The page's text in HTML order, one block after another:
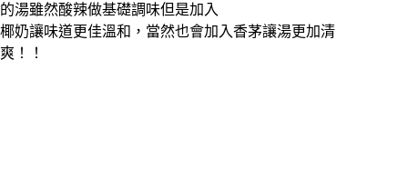
的湯雖然酸辣做基礎調味但是加入
椰奶讓味道更佳溫和，當然也會加入香茅讓湯更加清
爽！！